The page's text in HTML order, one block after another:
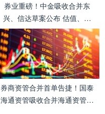
券业重磅！中金吸收合并东
兴、信达草案公布 估值、换
股价格多处更新！
券商资管合并首单告捷！国泰
海通资管吸收合并海通资管完